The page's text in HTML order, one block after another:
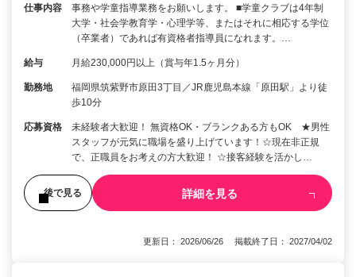
仕事内容
事務や学童指導業務をお願いします。 ■学童クラブは4年制
大学・社会学教育学・心理学等、またはそれに相応する学位
（卒業者）であれば有資格者指導員になれます。…
給与 月給230,000円以上（賞与年1.5ヶ月分）
勤務地
福岡県筑紫野市原田3丁目／JR鹿児島本線「原田駅」より徒
歩10分
応募資格
未経験者大歓迎！ 無資格OK・ブランクある方もOK ★男性
スタッフが元気に職場を盛り上げています！☆現在非正規
で、正職員をお考えの方大歓迎！ ☆接客経験を活かし…
後で見る 詳細を見る
更新日： 2026/06/26 掲載終了日： 2027/04/02